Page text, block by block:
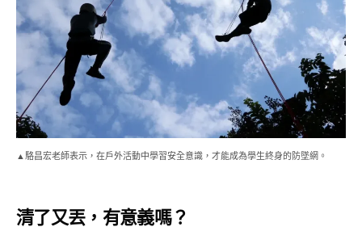
▲駱昌宏老師表示，在戶外活動中學習安全意識，才能成為學生終身的防墜網。
清了又丟，有意義嗎？